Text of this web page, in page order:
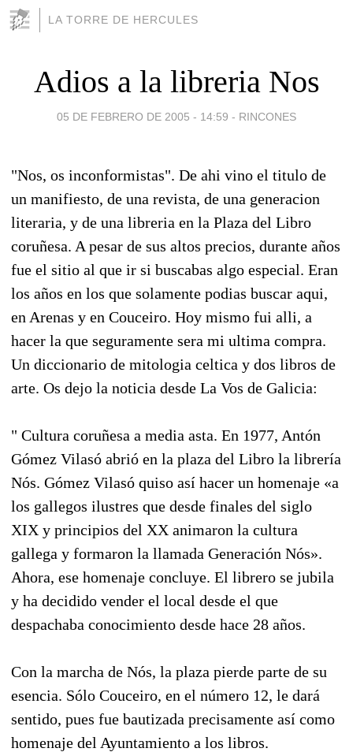
LA TORRE DE HERCULES
Adios a la libreria Nos
05 DE FEBRERO DE 2005 - 14:59 - RINCONES
"Nos, os inconformistas". De ahi vino el titulo de
un manifiesto, de una revista, de una generacion
literaria, y de una libreria en la Plaza del Libro
coruñesa. A pesar de sus altos precios, durante años
fue el sitio al que ir si buscabas algo especial. Eran
los años en los que solamente podias buscar aqui,
en Arenas y en Couceiro. Hoy mismo fui alli, a
hacer la que seguramente sera mi ultima compra.
Un diccionario de mitologia celtica y dos libros de
arte. Os dejo la noticia desde La Vos de Galicia:
" Cultura coruñesa a media asta. En 1977, Antón
Gómez Vilasó abrió en la plaza del Libro la librería
Nós. Gómez Vilasó quiso así hacer un homenaje «a
los gallegos ilustres que desde finales del siglo
XIX y principios del XX animaron la cultura
gallega y formaron la llamada Generación Nós».
Ahora, ese homenaje concluye. El librero se jubila
y ha decidido vender el local desde el que
despachaba conocimiento desde hace 28 años.
Con la marcha de Nós, la plaza pierde parte de su
esencia. Sólo Couceiro, en el número 12, le dará
sentido, pues fue bautizada precisamente así como
homenaje del Ayuntamiento a los libros.